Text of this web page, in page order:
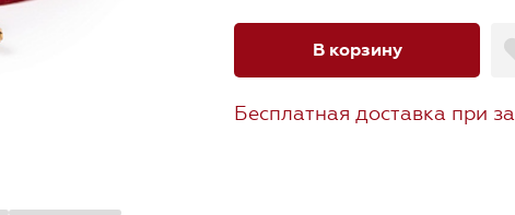
Контакты
Сечение: 2*0,22 мм.кв
Сопротивление: 0,3 Ohm
Цвет: Красный
Гарантия 6 месяцев
В корзину
Бесплатная доставка при